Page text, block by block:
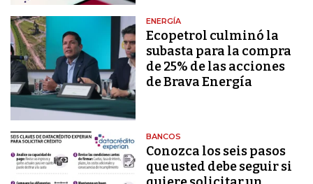
ENERGÍA
Ecopetrol culminó la
subasta para la compra
de 25% de las acciones
de Brava Energía
BANCOS
Conozca los seis pasos
que usted debe seguir si